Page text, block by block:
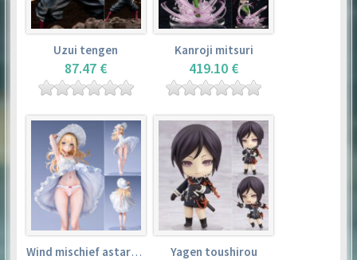
Uzui tengen
87.47 €
Kanroji mitsuri
419.10 €
Wind mischief astarotte Yagen toushirou